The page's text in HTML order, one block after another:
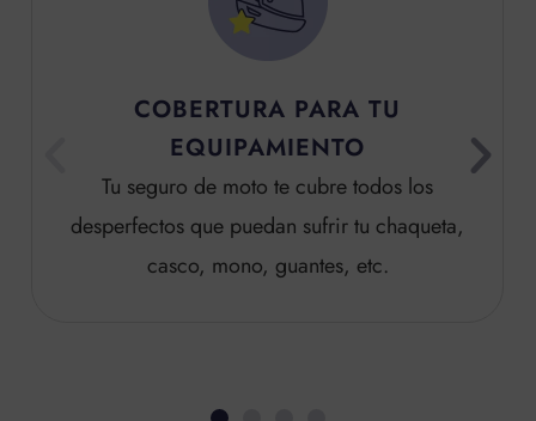
COBERTURA PARA TU
EQUIPAMIENTO
Tu seguro de moto te cubre todos los
desperfectos que puedan sufrir tu chaqueta,
casco, mono, guantes, etc.